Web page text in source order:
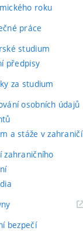
roku
práce
studium
předpisy
za studium
osobních údajů
a stáže v zahraničí
zahraničního
(externí
bezpečí